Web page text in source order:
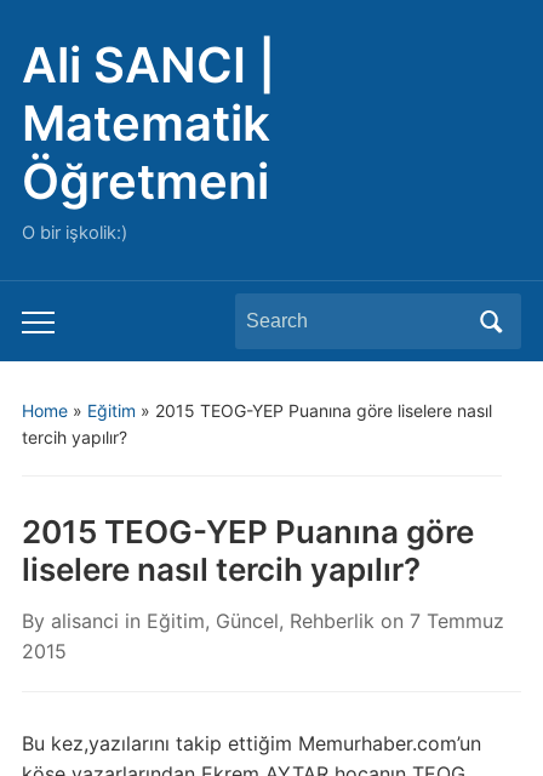
Ali SANCI |
Matematik
Öğretmeni
O bir işkolik:)
Toggle
mobile
Search
for:
Home» Eğitim » 2015 TEOG-YEP Puanına göre liselere nasıl
tercih yapılır?
2015 TEOG-YEP Puanına göre
liselere nasıl tercih yapılır?
By alisanci in Eğitim, Güncel, Rehberlik on 7 Temmuz
2015
Bu kez,yazılarını takip ettiğim Memurhaber.com’un